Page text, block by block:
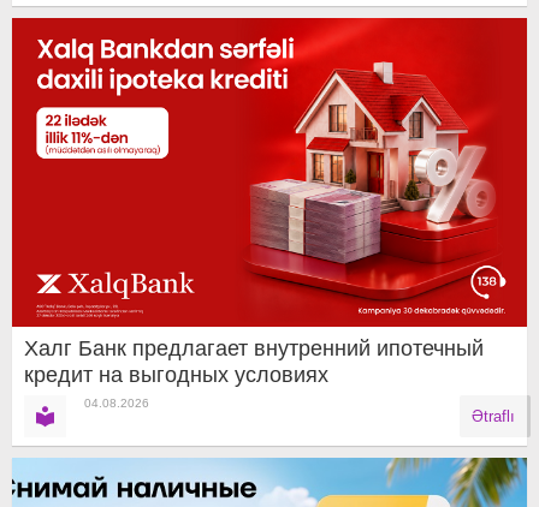
Халг Банк предлагает внутренний ипотечный
кредит на выгодных условиях
04.08.2026
Ətraflı